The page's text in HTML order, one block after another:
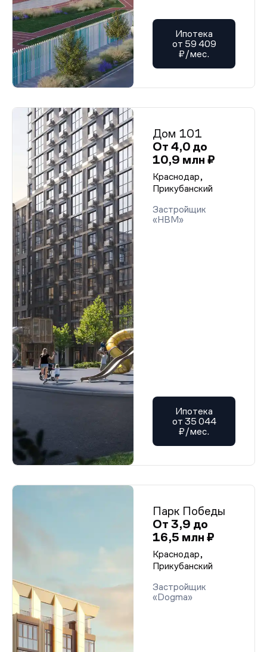
Ипотека
от 59 409
₽/мес.
Дом 101
От 4,0 до
10,9 млн ₽
Краснодар,
Прикубанский
Застройщик
«НВМ»
Ипотека
от 35 044
₽/мес.
Парк Победы
От 3,9 до
16,5 млн ₽
Краснодар,
Прикубанский
Застройщик
«Dogma»